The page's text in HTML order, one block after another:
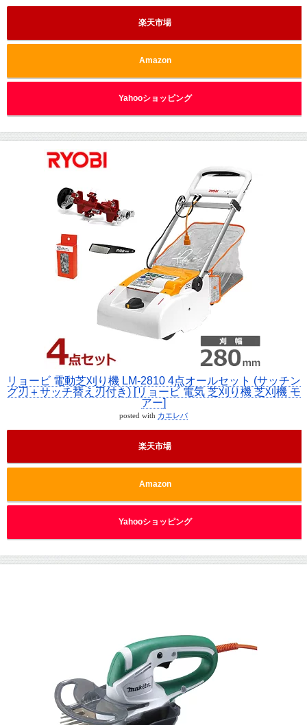
楽天市場
Amazon
Yahooショッピング
リョービ 電動芝刈り機 LM-2810 4点オールセット (サッチン
グ刃＋サッチ替え刃付き) [リョービ 電気 芝刈り機 芝刈機 モ
アー]
posted with カエレバ
楽天市場
Amazon
Yahooショッピング